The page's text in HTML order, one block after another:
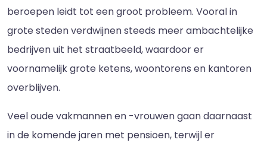
beroepen leidt tot een groot probleem. Vooral in
grote steden verdwijnen steeds meer ambachtelijke
bedrijven uit het straatbeeld, waardoor er
voornamelijk grote ketens, woontorens en kantoren
overblijven.
Veel oude vakmannen en -vrouwen gaan daarnaast
in de komende jaren met pensioen, terwijl er